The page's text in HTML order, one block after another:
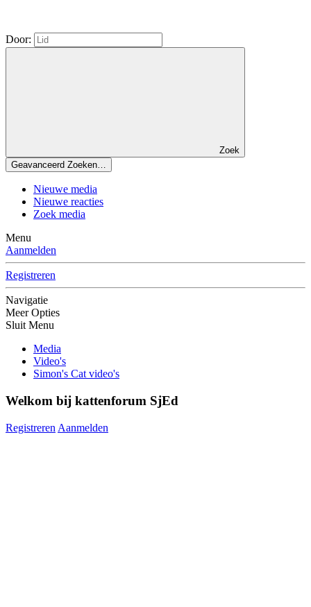
Door:
Zoek
Geavanceerd Zoeken…
Nieuwe media
Nieuwe reacties
Zoek media
Menu
Aanmelden
Registreren
Navigatie
Meer Opties
Sluit Menu
Media
Video's
Simon's Cat video's
Welkom bij kattenforum SjEd
Registreren Aanmelden